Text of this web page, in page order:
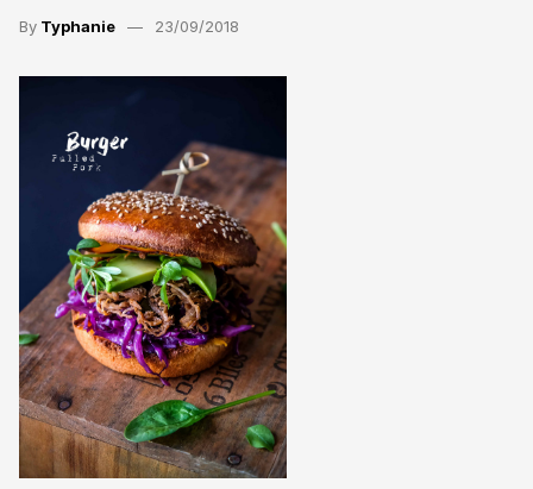
By Typhanie 23/09/2018